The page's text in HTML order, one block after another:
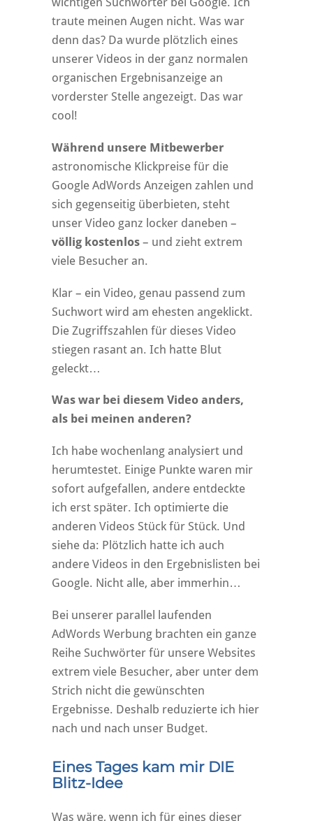
traute meinen Augen nicht. Was war
denn das? Da wurde plötzlich eines
unserer Videos in der ganz normalen
organischen Ergebnisanzeige an
vorderster Stelle angezeigt. Das war
cool!
Während unsere Mitbewerber
astronomische Klickpreise für die
Google AdWords Anzeigen zahlen und
sich gegenseitig überbieten, steht
unser Video ganz locker daneben –
völlig kostenlos – und zieht extrem
viele Besucher an.
Klar – ein Video, genau passend zum
Suchwort wird am ehesten angeklickt.
Die Zugriffszahlen für dieses Video
stiegen rasant an. Ich hatte Blut
geleckt…
Was war bei diesem Video anders,
als bei meinen anderen?
Ich habe wochenlang analysiert und
herumtestet. Einige Punkte waren mir
sofort aufgefallen, andere entdeckte
ich erst später. Ich optimierte die
anderen Videos Stück für Stück. Und
siehe da: Plötzlich hatte ich auch
andere Videos in den Ergebnislisten bei
Google. Nicht alle, aber immerhin…
Bei unserer parallel laufenden
AdWords Werbung brachten ein ganze
Reihe Suchwörter für unsere Websites
extrem viele Besucher, aber unter dem
Strich nicht die gewünschten
Ergebnisse. Deshalb reduzierte ich hier
nach und nach unser Budget.
Eines Tages kam mir DIE
Blitz-Idee
Was wäre, wenn ich für eines dieser